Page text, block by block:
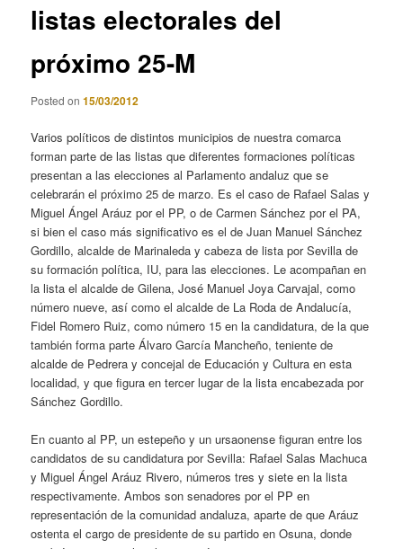
listas electorales del
próximo 25-M
Posted on15/03/2012
Varios políticos de distintos municipios de nuestra comarca
forman parte de las listas que diferentes formaciones políticas
presentan a las elecciones al Parlamento andaluz que se
celebrarán el próximo 25 de marzo. Es el caso de Rafael Salas y
Miguel Ángel Aráuz por el PP, o de Carmen Sánchez por el PA,
si bien el caso más significativo es el de Juan Manuel Sánchez
Gordillo, alcalde de Marinaleda y cabeza de lista por Sevilla de
su formación política, IU, para las elecciones. Le acompañan en
la lista el alcalde de Gilena, José Manuel Joya Carvajal, como
número nueve, así como el alcalde de La Roda de Andalucía,
Fidel Romero Ruiz, como número 15 en la candidatura, de la que
también forma parte Álvaro García Mancheño, teniente de
alcalde de Pedrera y concejal de Educación y Cultura en esta
localidad, y que figura en tercer lugar de la lista encabezada por
Sánchez Gordillo.
En cuanto al PP, un estepeño y un ursaonense figuran entre los
candidatos de su candidatura por Sevilla: Rafael Salas Machuca
y Miguel Ángel Aráuz Rivero, números tres y siete en la lista
respectivamente. Ambos son senadores por el PP en
representación de la comunidad andaluza, aparte de que Aráuz
ostenta el cargo de presidente de su partido en Osuna, donde